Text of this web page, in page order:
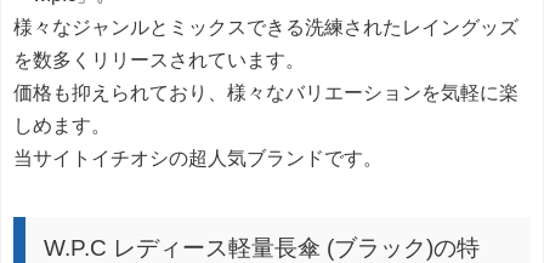
様々なジャンルとミックスできる洗練されたレイングッズ
を数多くリリースされています。
価格も抑えられており、様々なバリエーションを気軽に楽
しめます。
当サイトイチオシの超人気ブランドです。
W.P.C レディース軽量長傘 (ブラック)の特